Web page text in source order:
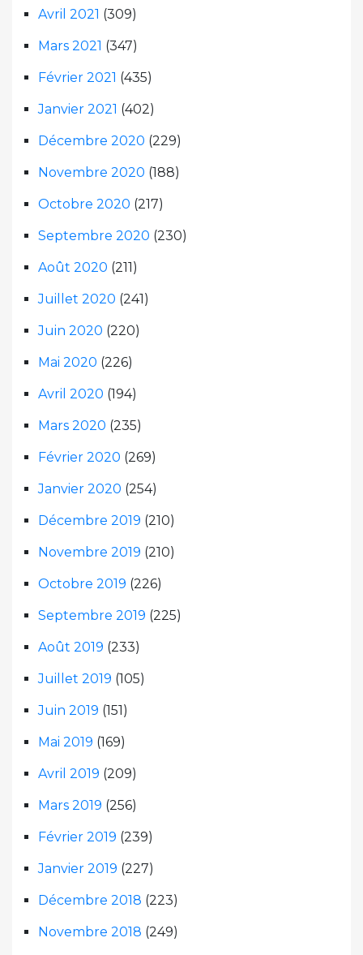
Avril 2021 (309)
Mars 2021 (347)
Février 2021 (435)
Janvier 2021 (402)
Décembre 2020 (229)
Novembre 2020 (188)
Octobre 2020 (217)
Septembre 2020 (230)
Août 2020 (211)
Juillet 2020 (241)
Juin 2020 (220)
Mai 2020 (226)
Avril 2020 (194)
Mars 2020 (235)
Février 2020 (269)
Janvier 2020 (254)
Décembre 2019 (210)
Novembre 2019 (210)
Octobre 2019 (226)
Septembre 2019 (225)
Août 2019 (233)
Juillet 2019 (105)
Juin 2019 (151)
Mai 2019 (169)
Avril 2019 (209)
Mars 2019 (256)
Février 2019 (239)
Janvier 2019 (227)
Décembre 2018 (223)
Novembre 2018 (249)